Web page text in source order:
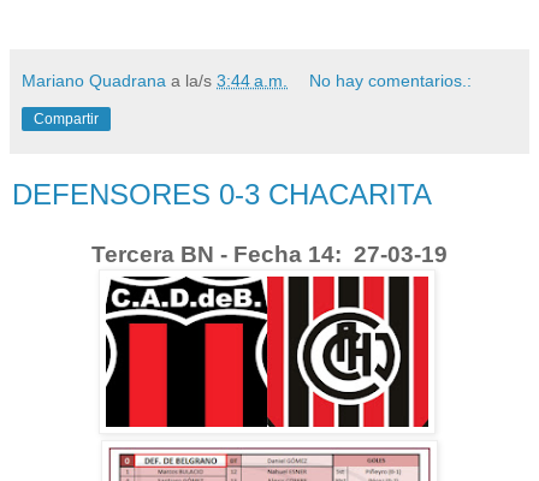
Mariano Quadrana a la/s 3:44 a.m. No hay comentarios.:
Compartir
DEFENSORES 0-3 CHACARITA
Tercera BN - Fecha 14: 27-03-19